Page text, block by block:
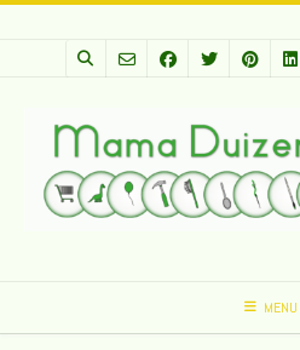
Spring
MENU